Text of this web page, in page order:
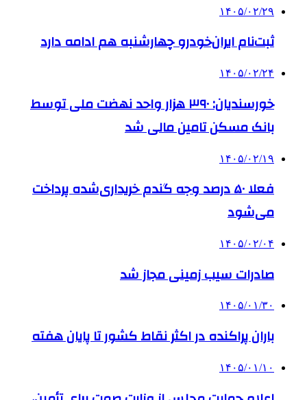
۱۴۰۵/۰۲/۲۹
ثبت‌نام ایران‌خودرو چهارشنبه هم ادامه دارد
۱۴۰۵/۰۲/۲۴
خورسندیان: ۳۹۰ هزار واحد نهضت ملی توسط
بانک مسکن تامین مالی شد
۱۴۰۵/۰۲/۱۹
فعلا ۵۰ درصد وجه گندم خریداری‌شده پرداخت
می‌شود
۱۴۰۵/۰۲/۰۴
صادرات سیب زمینی مجاز شد
۱۴۰۵/۰۱/۳۰
باران پراکنده در اکثر نقاط کشور تا پایان هفته
۱۴۰۵/۰۱/۱۰